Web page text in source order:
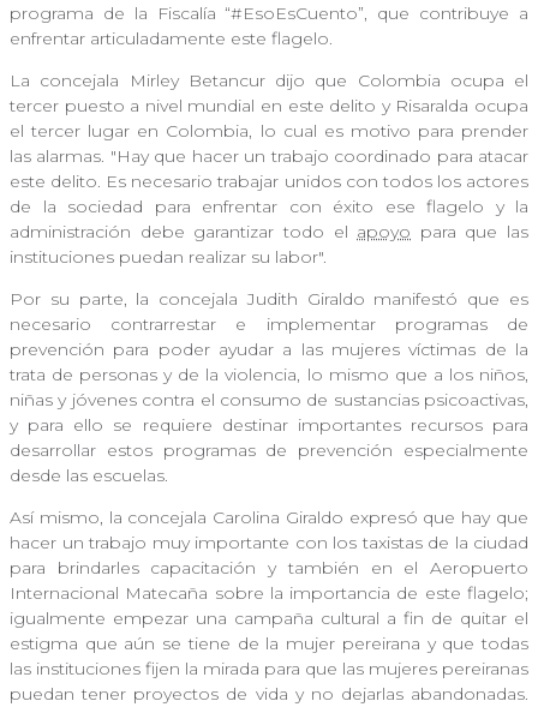
programa de la Fiscalía “#EsoEsCuento”, que contribuye a
enfrentar articuladamente este flagelo.
La concejala Mirley Betancur dijo que Colombia ocupa el
tercer puesto a nivel mundial en este delito y Risaralda ocupa
el tercer lugar en Colombia, lo cual es motivo para prender
las alarmas. "Hay que hacer un trabajo coordinado para atacar
este delito. Es necesario trabajar unidos con todos los actores
de la sociedad para enfrentar con éxito ese flagelo y la
administración debe garantizar todo el apoyo para que las
instituciones puedan realizar su labor".
Por su parte, la concejala Judith Giraldo manifestó que es
necesario contrarrestar e implementar programas de
prevención para poder ayudar a las mujeres víctimas de la
trata de personas y de la violencia, lo mismo que a los niños,
niñas y jóvenes contra el consumo de sustancias psicoactivas,
y para ello se requiere destinar importantes recursos para
desarrollar estos programas de prevención especialmente
desde las escuelas.
Así mismo, la concejala Carolina Giraldo expresó que hay que
hacer un trabajo muy importante con los taxistas de la ciudad
para brindarles capacitación y también en el Aeropuerto
Internacional Matecaña sobre la importancia de este flagelo;
igualmente empezar una campaña cultural a fin de quitar el
estigma que aún se tiene de la mujer pereirana y que todas
las instituciones fijen la mirada para que las mujeres pereiranas
puedan tener proyectos de vida y no dejarlas abandonadas.